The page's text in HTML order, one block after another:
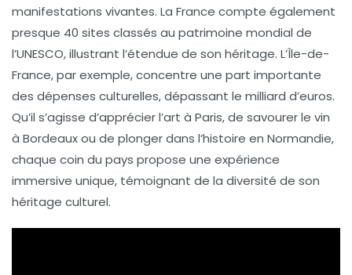
manifestations vivantes. La France compte également
presque 40 sites classés au patrimoine mondial de
l’UNESCO, illustrant l’étendue de son héritage. L’Île-de-
France, par exemple, concentre une part importante
des dépenses culturelles, dépassant le milliard d’euros.
Qu’il s’agisse d’apprécier l’art à Paris, de savourer le vin
à Bordeauxou de plonger dans l’histoire en Normandie,
chaque coin du pays propose une expérience
immersive unique, témoignant de la diversité de son
héritage culturel.